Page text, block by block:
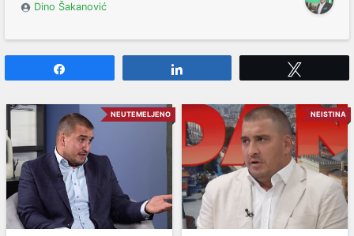
Dino Šakanović
NEUTEMELJENO NEISTINA